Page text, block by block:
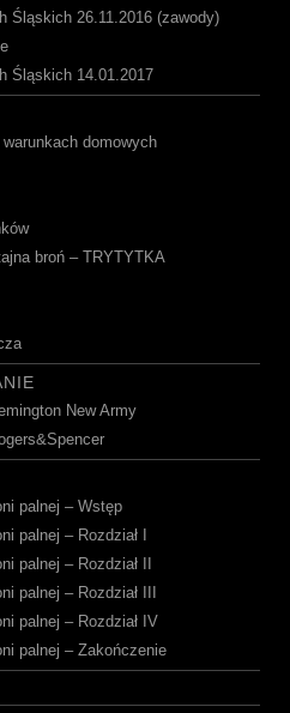
Śląskich 26.11.2016 (zawody)
Śląskich 14.01.2017
domowych
broń – TRYTYTKA
New Army
palnej – Wstęp
palnej – Rozdział I
palnej – Rozdział II
palnej – Rozdział III
palnej – Rozdział IV
palnej – Zakończenie